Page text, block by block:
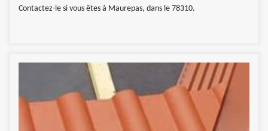
Contactez-le si vous êtes à Maurepas, dans le 78310.